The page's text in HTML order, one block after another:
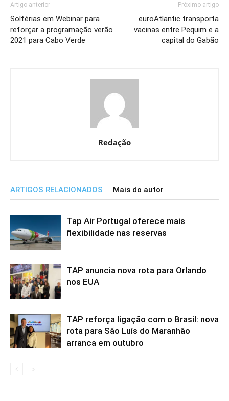
Artigo anterior
Solférias em Webinar para
reforçar a programação verão
2021 para Cabo Verde
Próximo artigo
euroAtlantic transporta
vacinas entre Pequim e a
capital do Gabão
Redação
ARTIGOS RELACIONADOS Mais do autor
Tap Air Portugal oferece mais
flexibilidade nas reservas
TAP anuncia nova rota para Orlando
nos EUA
TAP reforça ligação com o Brasil: nova
rota para São Luís do Maranhão
arranca em outubro